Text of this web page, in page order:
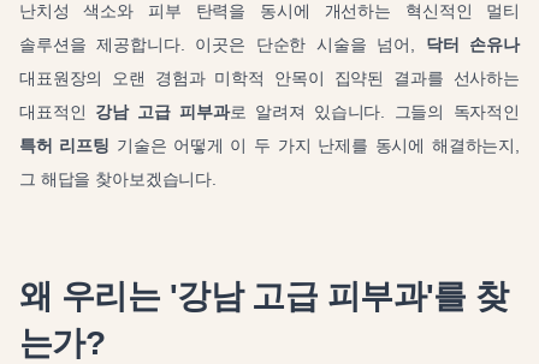
난치성 색소와 피부 탄력을 동시에 개선하는 혁신적인 멀티
솔루션을 제공합니다. 이곳은 단순한 시술을 넘어, 닥터 손유나
대표원장의 오랜 경험과 미학적 안목이 집약된 결과를 선사하는
대표적인 강남 고급 피부과로 알려져 있습니다. 그들의 독자적인
특허 리프팅 기술은 어떻게 이 두 가지 난제를 동시에 해결하는지,
그 해답을 찾아보겠습니다.
왜 우리는 '강남 고급 피부과'를 찾
는가?